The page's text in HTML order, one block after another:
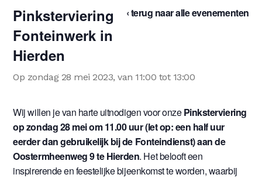
‹ terug naar alle evenementen
Pinksterviering
Fonteinwerk in
Hierden
Op zondag 28 mei 2023, van 11:00 tot 13:00
Wij willen je van harte uitnodigen voor onzePinksterviering
op zondag 28 mei om 11.00 uur (let op: een half uur
eerder dan gebruikelijk bij de Fonteindienst) aan de
Oostermheenweg 9 te Hierden. Het belooft een
inspirerende en feestelijke bijeenkomst te worden, waarbij